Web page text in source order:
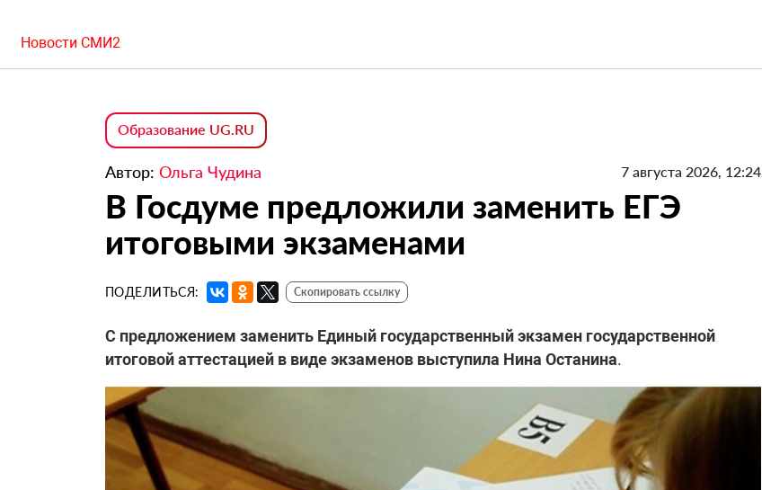
Новости СМИ2
Образование UG.RU
Автор: Ольга Чудина 7 августа 2026, 12:24
В Госдуме предложили заменить ЕГЭ
итоговыми экзаменами
ПОДЕЛИТЬСЯ: Скопировать ссылку
С предложением заменить Единый государственный экзамен государственной
итоговой аттестацией в виде экзаменов выступила Нина Останина.